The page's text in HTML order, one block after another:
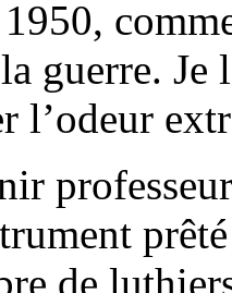
guerre.
l’odeur
de